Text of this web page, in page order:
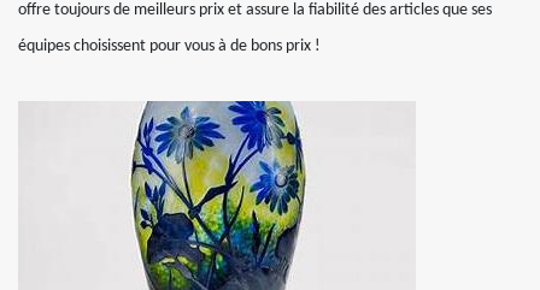
offre toujours de meilleurs prix et assure la fiabilité des articles que ses
équipes choisissent pour vous à de bons prix !